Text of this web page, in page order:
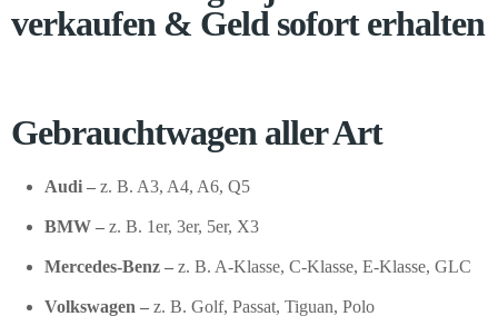
verkaufen & Geld sofort erhalten
Gebrauchtwagen aller Art
Audi – z. B. A3, A4, A6, Q5
BMW – z. B. 1er, 3er, 5er, X3
Mercedes-Benz – z. B. A-Klasse, C-Klasse, E-Klasse, GLC
Volkswagen – z. B. Golf, Passat, Tiguan, Polo